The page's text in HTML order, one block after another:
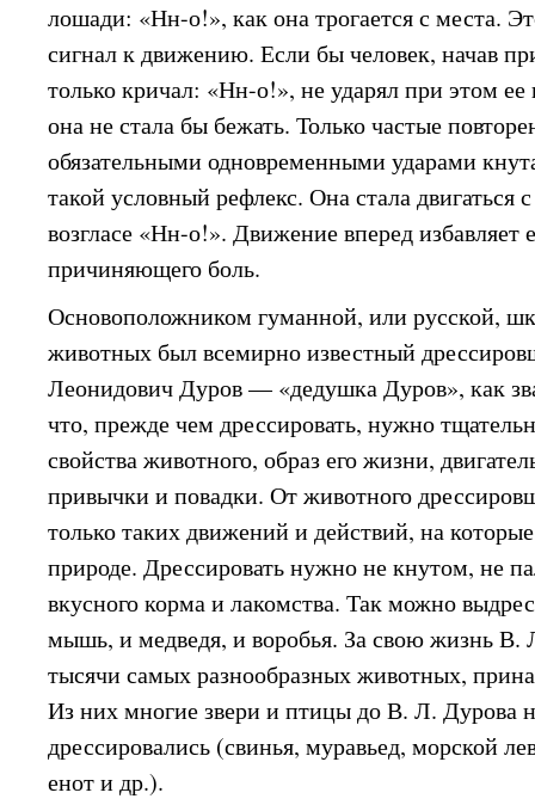
лошади: «Нн-о!», как она трогается с места.
сигнал к движению. Если бы человек, начав
только кричал: «Нн-о!», не ударял при этом
она не стала бы бежать. Только частые
обязательными одновременными ударами
такой условный рефлекс. Она стала двигаться
возгласе «Нн-о!». Движение вперед избавляет
причиняющего боль.
Основоположником гуманной, или русской,
животных был всемирно известный
Леонидович Дуров — «дедушка Дуров», как
что, прежде чем дрессировать, нужно
свойства животного, образ его жизни,
привычки и повадки. От животного
только таких движений и действий, на
природе. Дрессировать нужно не кнутом, не
вкусного корма и лакомства. Так можно
мышь, и медведя, и воробья. За свою жизнь В.
тысячи самых разнообразных животных,
Из них многие звери и птицы до В. Л. Дурова
дрессировались (свинья, муравьед, морской
енот и др.).